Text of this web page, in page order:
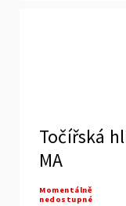
Točířská
MA
Momentálně
nedostupné